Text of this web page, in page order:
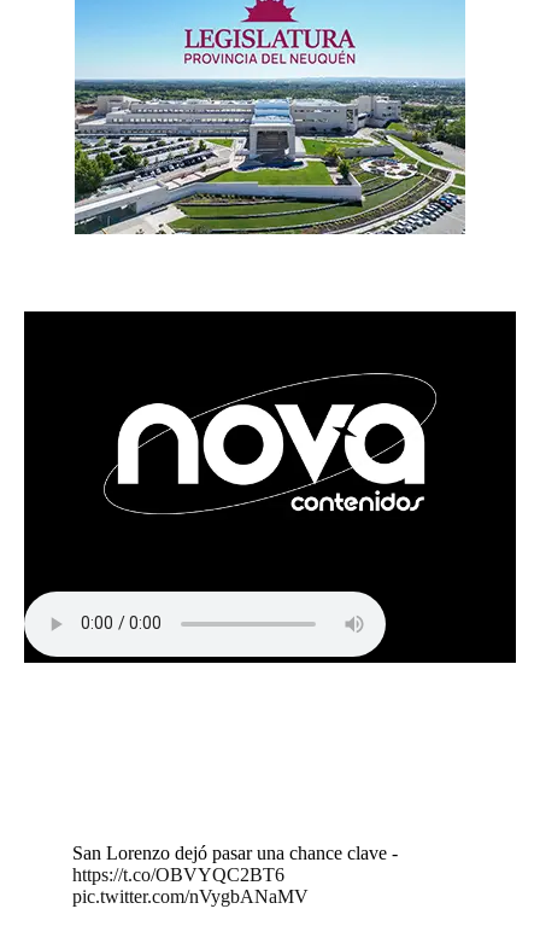
San Lorenzo dejó pasar una chance clave -
https://t.co/OBVYQC2BT6
pic.twitter.com/nVygbANaMV